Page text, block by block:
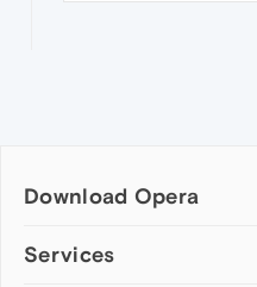
Download Opera
Computer browsers
Services